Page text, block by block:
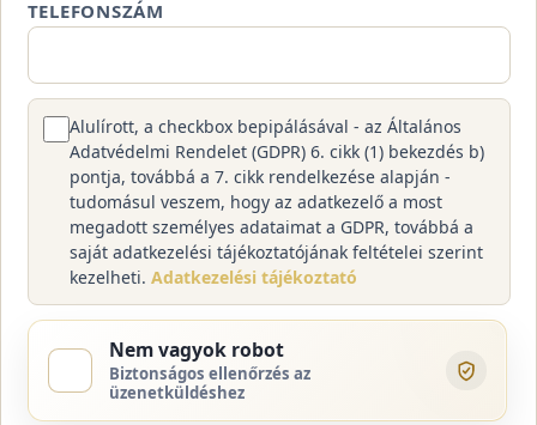
TELEFONSZÁM
Alulírott, a checkbox bepipálásával - az Általános
Adatvédelmi Rendelet (GDPR) 6. cikk (1) bekezdés b)
pontja, továbbá a 7. cikk rendelkezése alapján -
tudomásul veszem, hogy az adatkezelő a most
megadott személyes adataimat a GDPR, továbbá a
saját adatkezelési tájékoztatójának feltételei szerint
kezelheti. Adatkezelési tájékoztató
Nem vagyok robot
Biztonságos ellenőrzés az
üzenetküldéshez